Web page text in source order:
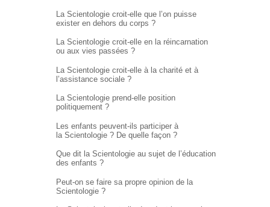
La Scientologie croit-elle que l’on puisse
exister en dehors du corps ?
La Scientologie croit-elle en la réincarnation
ou aux vies passées ?
La Scientologie croit-elle à la charité et à
l’assistance sociale ?
La Scientologie prend-elle position
politiquement ?
Les enfants peuvent-ils participer à
la Scientologie ? De quelle façon ?
Que dit la Scientologie au sujet de l’éducation
des enfants ?
Peut-on se faire sa propre opinion de la
Scientologie ?